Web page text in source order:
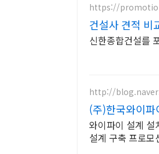
https://
건설사 견적 비
신한종합건설를
http://
(주)한국와이파
와이파이 설계 설
설계 구축 프로